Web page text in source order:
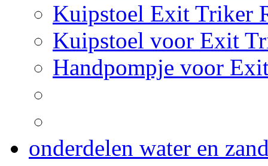
Kuipstoel Exit Triker
Kuipstoel voor Exit
Handpompje voor
onderdelen water en